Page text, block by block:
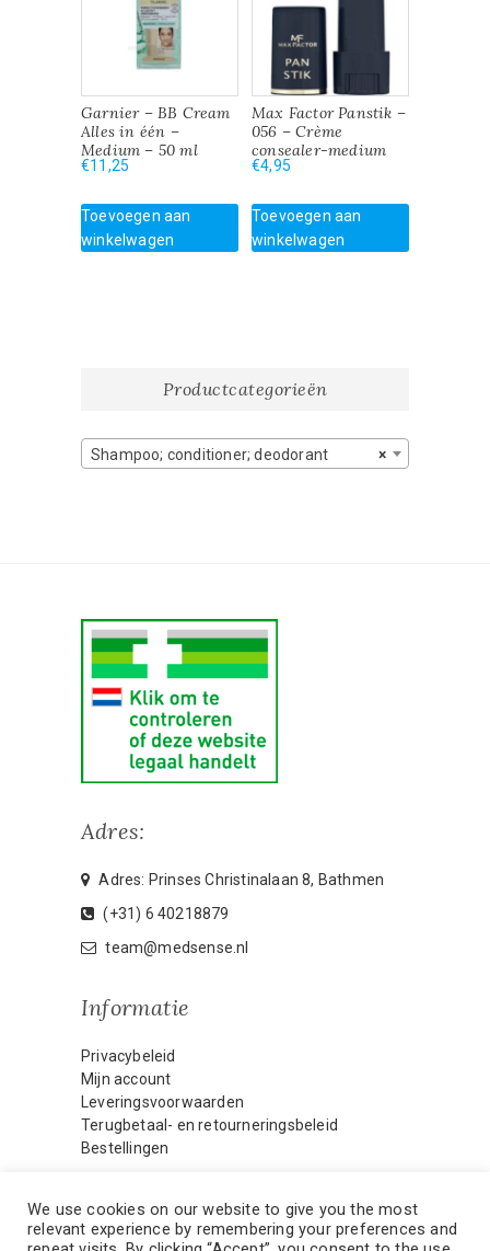
Garnier – BB Cream
Alles in één –
Medium – 50 ml
€11,25
Toevoegen aan
winkelwagen
Max Factor Panstik –
056 – Crème
consealer-medium
€4,95
Toevoegen aan
winkelwagen
Productcategorieën
×
Shampoo; conditioner; deodorant
Adres:
Adres: Prinses Christinalaan 8, Bathmen
(+31) 6 40218879
team@medsense.nl
Informatie
Privacybeleid
Mijn account
Leveringsvoorwaarden
Terugbetaal- en retourneringsbeleid
Bestellingen
HOME MIJN ACCOUNT
We use cookies on our website to give you the most
relevant experience by remembering your preferences and